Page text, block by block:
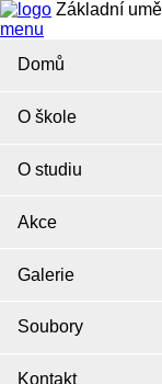
Základní
menu
Domů
O škole
O studiu
Akce
Galerie
Soubory
Kontakt